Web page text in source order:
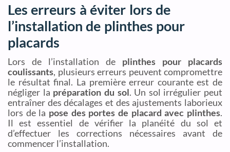
Les erreurs à éviter lors de
l’installation de plinthes pour
placards
Lors de l’installation de plinthes pour placards
coulissants, plusieurs erreurs peuvent compromettre
le résultat final. La première erreur courante est de
négliger la préparation du sol. Un sol irrégulier peut
entraîner des décalages et des ajustements laborieux
lors de la pose des portes de placard avec plinthes.
Il est essentiel de vérifier la planéité du sol et
d’effectuer les corrections nécessaires avant de
commencer l’installation.